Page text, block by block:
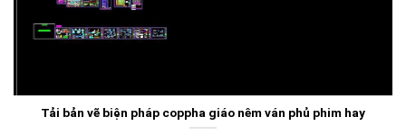
Tải bản vẽ biện pháp coppha giáo nêm ván phủ phim hay